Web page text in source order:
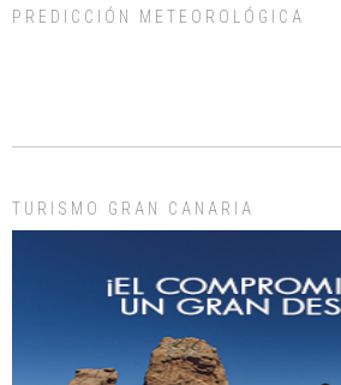
días, ella incluida...
Gato manso encontrado
PREDICCIÓN METEOROLÓGICA
TURISMO GRAN CANARIA